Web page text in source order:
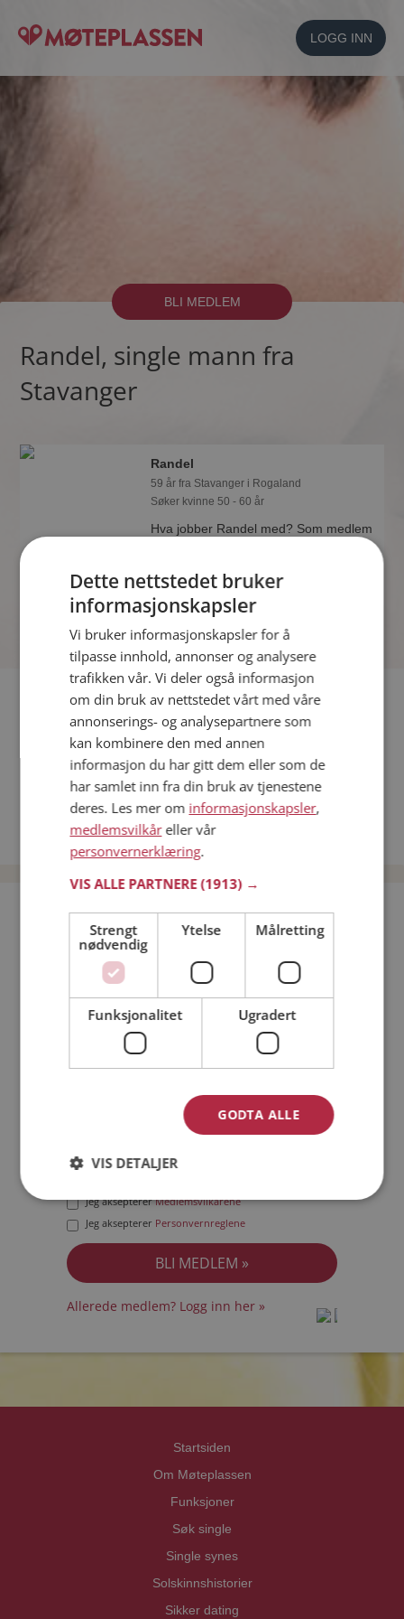
LOGG INN
BLI MEDLEM
Randel, single mann fra
Stavanger
Randel
59 år fra Stavanger i Rogaland
Søker kvinne 50 - 60 år
Hva jobber Randel med? Som medlem
Fler single
Flere singlemenn fra Stavanger:godagmann
Kvinner fra Stavanger
Date kvinner i Norge
Date menn i Norge
Bli medlem gratis!
Jeg er en: Mann Kvinne
Min alder:
Jeg akseptererMedlemsvilkårene
Jeg aksepterer Personvernreglene
Allerede medlem? Logg inn her »
Startsiden
Om Møteplassen
Funksjoner
Søk single
Single synes
Solskinnshistorier
Sikker dating
Dette nettstedet bruker
informasjonskapsler
Vi bruker informasjonskapsler for å
tilpasse innhold, annonser og analysere
trafikken vår. Vi deler også informasjon
om din bruk av nettstedet vårt med våre
annonserings- og analysepartnere som
kan kombinere den med annen
informasjon du har gitt dem eller som de
har samlet inn fra din bruk av tjenestene
deres. Les mer om informasjonskapsler,
medlemsvilkåreller vår
personvernerklæring.
VIS ALLE PARTNERE(1913) →
Strengt
nødvendig
Ytelse Målretting
Funksjonalitet Ugradert
GODTA ALLE
VIS DETALJER